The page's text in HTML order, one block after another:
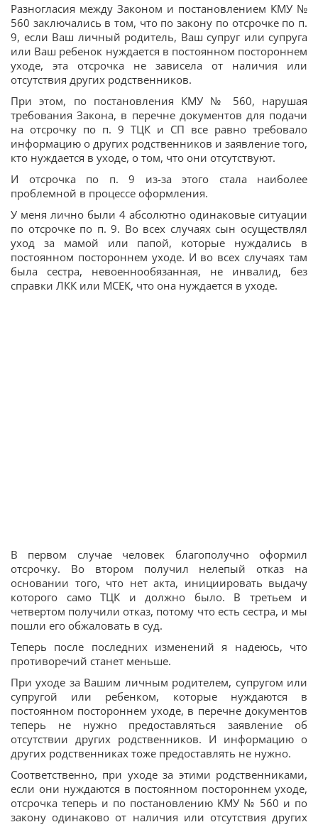
Разногласия между Законом и постановлением КМУ №
560 заключались в том, что по закону по отсрочке по п.
9, если Ваш личный родитель, Ваш супруг или супруга
или Ваш ребенок нуждается в постоянном постороннем
уходе, эта отсрочка не зависела от наличия или
отсутствия других родственников.
При этом, по постановления КМУ № 560, нарушая
требования Закона, в перечне документов для подачи
на отсрочку по п. 9 ТЦК и СП все равно требовало
информацию о других родственников и заявление того,
кто нуждается в уходе, о том, что они отсутствуют.
И отсрочка по п. 9 из-за этого стала наиболее
проблемной в процессе оформления.
У меня лично были 4 абсолютно одинаковые ситуации
по отсрочке по п. 9. Во всех случаях сын осуществлял
уход за мамой или папой, которые нуждались в
постоянном постороннем уходе. И во всех случаях там
была сестра, невоеннообязанная, не инвалид, без
справки ЛКК или МСЕК, что она нуждается в уходе.
В первом случае человек благополучно оформил
отсрочку. Во втором получил нелепый отказ на
основании того, что нет акта, инициировать выдачу
которого само ТЦК и должно было. В третьем и
четвертом получили отказ, потому что есть сестра, и мы
пошли его обжаловать в суд.
Теперь после последних изменений я надеюсь, что
противоречий станет меньше.
При уходе за Вашим личным родителем, супругом или
супругой или ребенком, которые нуждаются в
постоянном постороннем уходе, в перечне документов
теперь не нужно предоставляться заявление об
отсутствии других родственников. И информацию о
других родственниках тоже предоставлять не нужно.
Соответственно, при уходе за этими родственниками,
если они нуждаются в постоянном постороннем уходе,
отсрочка теперь и по постановлению КМУ № 560 и по
закону одинаково от наличия или отсутствия других